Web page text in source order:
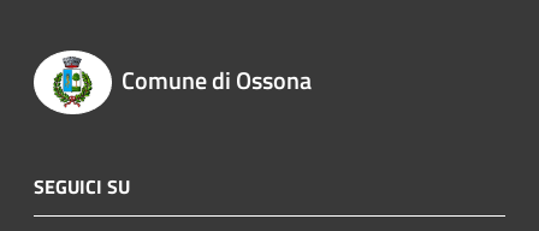
Comune di Ossona
SEGUICI SU